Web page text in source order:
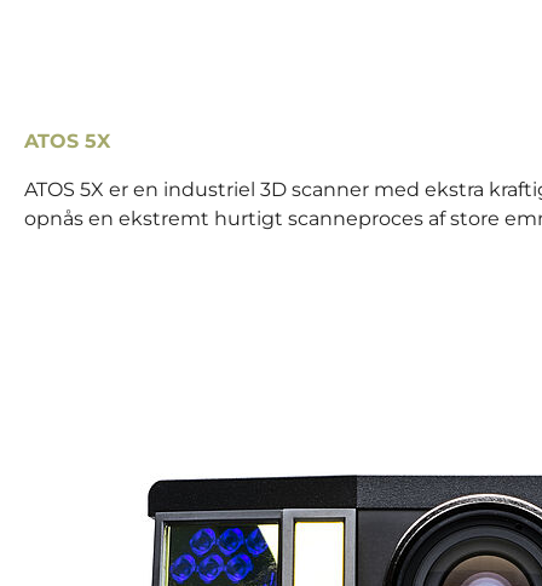
ATOS 5X
ATOS 5X er en industriel 3D scanner med ekstra
opnås en ekstremt hurtigt scanneproces af store